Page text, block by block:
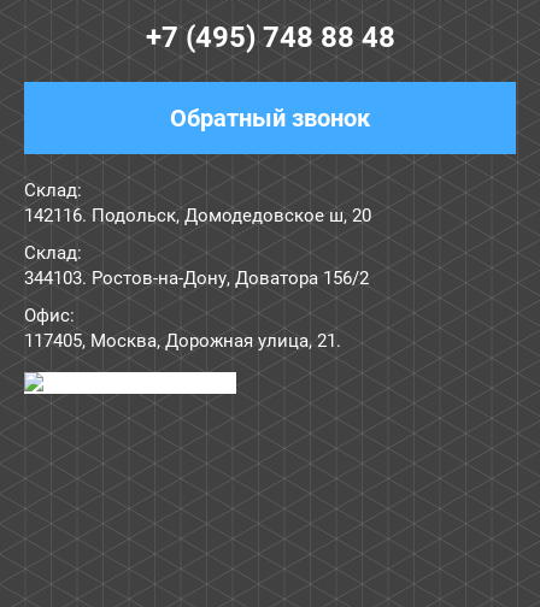
+7 (495) 748 88 48
Обратный звонок
Склад:
142116. Подольск, Домодедовское ш, 20
Склад:
344103. Ростов-на-Дону, Доватора 156/2
Офис:
117405, Москва, Дорожная улица, 21.